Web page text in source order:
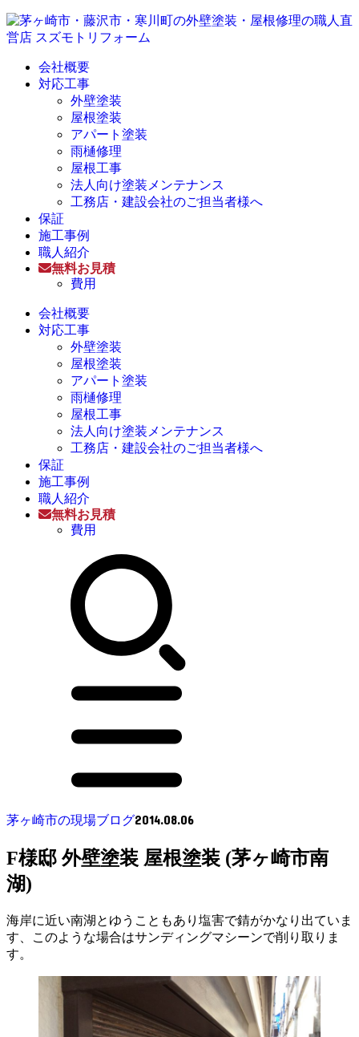
会社概要
対応工事
外壁塗装
屋根塗装
アパート塗装
雨樋修理
屋根工事
法人向け塗装メンテナンス
工務店・建設会社のご担当者様へ
保証
施工事例
職人紹介
無料お見積
費用
会社概要
対応工事
外壁塗装
屋根塗装
アパート塗装
雨樋修理
屋根工事
法人向け塗装メンテナンス
工務店・建設会社のご担当者様へ
保証
施工事例
職人紹介
無料お見積
費用
茅ヶ崎市の現場ブログ2014.08.06
F様邸 外壁塗装 屋根塗装 (茅ヶ崎市南
湖)
海岸に近い南湖とゆうこともあり塩害で錆がかなり出ていま
す、このような場合はサンディングマシーンで削り取りま
す。